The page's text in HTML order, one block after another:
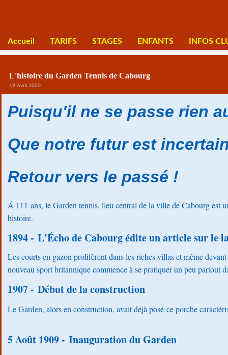
Accueil TARIFS STAGES ENFANTS INFOS
L'histoire du Garden Tennis de Cabourg
19 Avril 2020
Puisqu'il ne se passe rien
Que notre futur est
Retour vers le passé !
Á 111 ans, le Garden tennis, lieu central de la ville de Cabourg est
histoire.
1894 - L’Écho de Cabourg édite un article sur le
Les courts en gazon prolifèrent dans les riches villas et même
nouveau sport britannique commence à se pratiquer un peu partout
1907 - Début de la construction
Le Garden, alors en construction, avait déjà posé ce porche
5 Août 1909 - Inauguration du Garden